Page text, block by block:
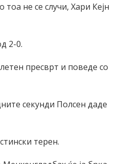
не се случи, Хари Кејн
2-0.
пресврт и поведе со
секунди Полсен даде
терен.